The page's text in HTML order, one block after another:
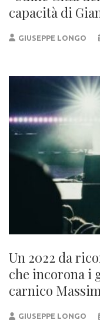
capacità di
GIUSEPPE LONGO
Un 2022 da
che incorona i
carnico
GIUSEPPE LONGO